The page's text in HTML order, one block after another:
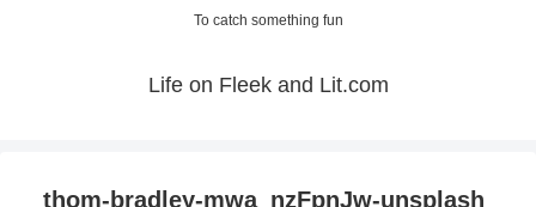
To catch something fun
Life on Fleek and Lit.com
thom-bradley-mwa_nzFpnJw-unsplash